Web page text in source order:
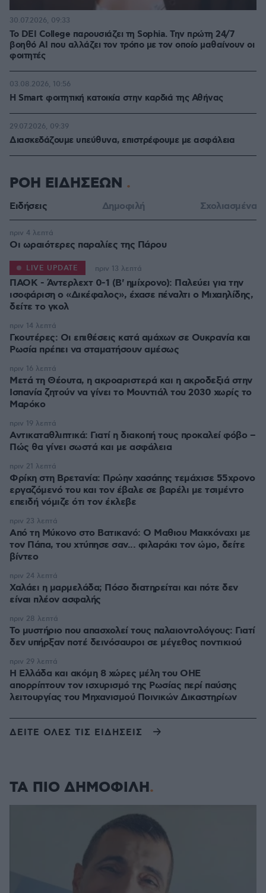
Το DEI College παρουσιάζει τη Sophia. Την πρώτη 24/7
βοηθό AI που αλλάζει τον τρόπο με τον οποίο μαθαίνουν οι
φοιτητές
30.07.2026, 09:33
Η Smart φοιτητική κατοικία στην καρδιά της Αθήνας
03.08.2026, 10:56
Διασκεδάζουμε υπεύθυνα, επιστρέφουμε με ασφάλεια
29.07.2026, 09:39
ΡΟΗ ΕΙΔΗΣΕΩΝ
Ειδήσεις Δημοφιλή Σχολιασμένα
Οι ωραιότερες παραλίες της Πάρου
πριν 4 λεπτά
ΠΑΟΚ - Άντερλεχτ 0-1 (Β' ημίχρονο): Παλεύει για την
ισοφάριση ο «Δικέφαλος», έχασε πέναλτι ο Μιχαηλίδης,
LIVE UPDATE πριν 13 λεπτά
Γκουτέρες: Οι επιθέσεις κατά αμάχων σε Ουκρανία και
Ρωσία πρέπει να σταματήσουν αμέσως
πριν 14 λεπτά
Μετά τη Θέουτα, η ακροαριστερά και η ακροδεξιά στην
Ισπανία ζητούν να γίνει το Μουντιάλ του 2030 χωρίς το
Μαρόκο
πριν 16 λεπτά
Αντικαταθλιπτικά: Γιατί η διακοπή τους προκαλεί φόβο –
Πώς θα γίνει σωστά και με ασφάλεια
πριν 19 λεπτά
Φρίκη στη Βρετανία: Πρώην χασάπης τεμάχισε 55χρονο
εργαζόμενό του και τον έβαλε σε βαρέλι με τσιμέντο
επειδή νόμιζε ότι τον έκλεβε
πριν 21 λεπτά
Από τη Μύκονο στο Βατικανό: Ο Μαθιου Μακκόναχι με
τον Πάπα, του χτύπησε σαν... φιλαράκι τον ώμο, δείτε
βίντεο
πριν 23 λεπτά
Χαλάει η μαρμελάδα; Πόσο διατηρείται και πότε δεν
είναι πλέον ασφαλής
πριν 24 λεπτά
Το μυστήριο που απασχολεί τους παλαιοντολόγους: Γιατί
δεν υπήρξαν ποτέ δεινόσαυροι σε μέγεθος ποντικιού
πριν 28 λεπτά
Η Ελλάδα και ακόμη 8 χώρες μέλη του ΟΗΕ
απορρίπτουν τον ισχυρισμό της Ρωσίας περί παύσης
λειτουργίας του Μηχανισμού Ποινικών Δικαστηρίων
πριν 29 λεπτά
ΔΕΙΤΕ ΟΛΕΣ ΤΙΣ ΕΙΔΗΣΕΙΣ
ΤΑ ΠΙΟ ΔΗΜΟΦΙΛΗ